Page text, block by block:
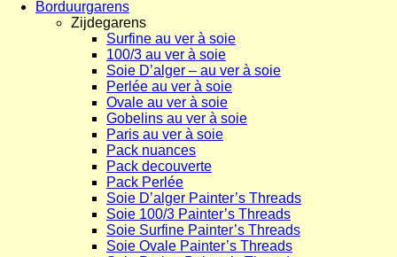
Borduurgarens
Zijdegarens
Surfine au ver à soie
100/3 au ver à soie
Soie D’alger – au ver à soie
Perlée au ver à soie
Ovale au ver à soie
Gobelins au ver à soie
Paris au ver à soie
Pack nuances
Pack decouverte
Pack Perlée
Soie D’alger Painter’s Threads
Soie 100/3 Painter’s Threads
Soie Surfine Painter’s Threads
Soie Ovale Painter’s Threads